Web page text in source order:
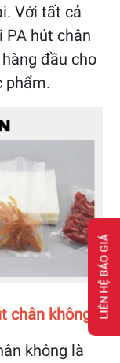
Với tất cả
PA hút chân
đầu cho
phẩm.
chân không
không là
LIÊN HỆ BÁO GIÁ